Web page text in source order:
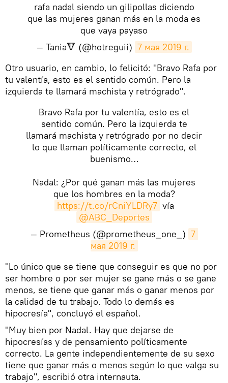
rafa nadal siendo un gilipollas diciendo
que las mujeres ganan más en la moda es
que vaya payaso
— Tania🔻 (@hotreguii) 7 мая 2019 г.
​Otro usuario, en cambio, lo felicitó: "Bravo Rafa por
tu valentía, esto es el sentido común. Pero la
izquierda te llamará machista y retrógrado".
Bravo Rafa por tu valentía, esto es el
sentido común. Pero la izquierda te
llamará machista y retrógrado por no decir
lo que llaman políticamente correcto, el
buenismo…
Nadal: ¿Por qué ganan más las mujeres
que los hombres en la moda?
https://t.co/rCniYLDRy7 vía
@ABC_Deportes
— Prometheus (@prometheus_one_) 7
мая 2019 г.
​"Lo único que se tiene que conseguir es que no por
ser hombre o por ser mujer se gane más o se gane
menos, se tiene que ganar más o ganar menos por
la calidad de tu trabajo. Todo lo demás es
hipocresía", concluyó el español.
"Muy bien por Nadal. Hay que dejarse de
hipocresías y de pensamiento políticamente
correcto. La gente independientemente de su sexo
tiene que ganar más o menos según lo que valga su
trabajo", escribió otra internauta.